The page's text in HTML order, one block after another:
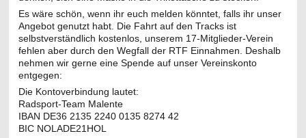
Es wäre schön, wenn ihr euch melden könntet, falls ihr unser
Angebot genutzt habt. Die Fahrt auf den Tracks ist
selbstverständlich kostenlos, unserem 17-Mitglieder-Verein
fehlen aber durch den Wegfall der RTF Einnahmen. Deshalb
nehmen wir gerne eine Spende auf unser Vereinskonto
entgegen:
Die Kontoverbindung lautet:
Radsport-Team Malente
IBAN DE36 2135 2240 0135 8274 42
BIC NOLADE21HOL